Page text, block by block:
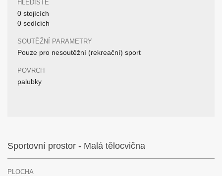
HLEDIŠTĚ
0 stojících
0 sedících
SOUTĚŽNÍ PARAMETRY
Pouze pro nesoutěžní (rekreační) sport
POVRCH
palubky
Sportovní prostor - Malá tělocvična
PLOCHA